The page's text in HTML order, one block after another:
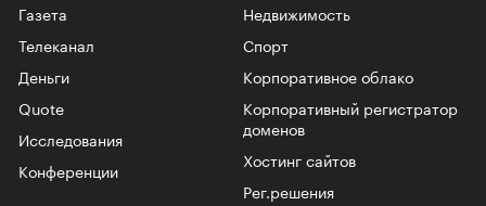
Газета
Телеканал
Недвижимость
Спорт
Корпоративное облако
Корпоративный регистратор
доменов
Хостинг сайтов
Рег.решения
Деньги
Quote
Исследования
Конференции